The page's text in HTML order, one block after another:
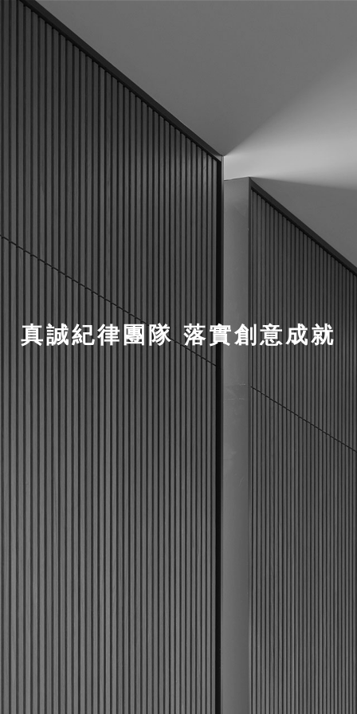
真誠紀律團隊 落實創意成就